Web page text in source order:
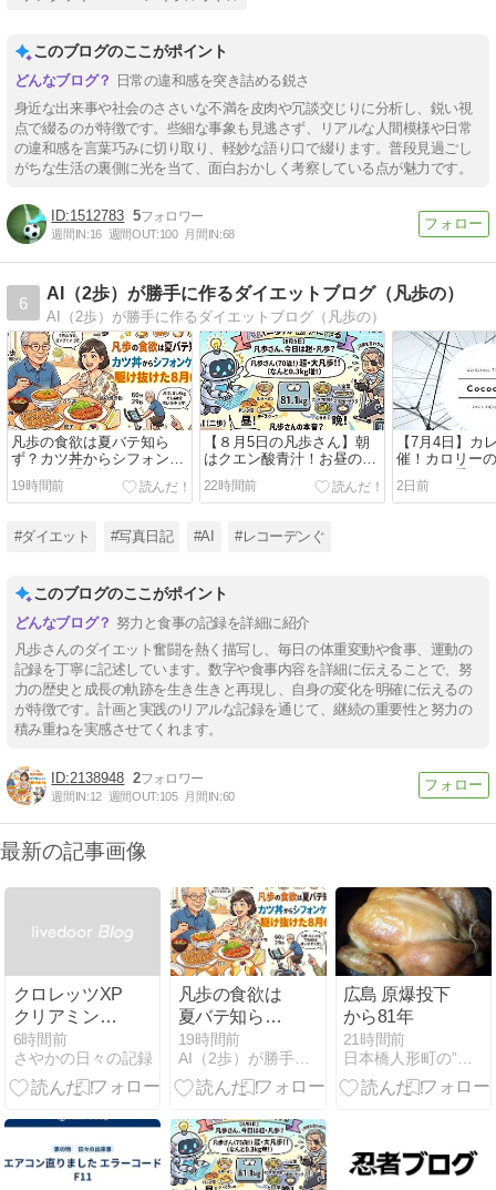
このブログのここがポイント
日常の違和感を突き詰める鋭さ
身近な出来事や社会のささいな不満を皮肉や冗談交じりに分析し、鋭い視
点で綴るのが特徴です。些細な事象も見逃さず、リアルな人間模様や日常
の違和感を言葉巧みに切り取り、軽妙な語り口で綴ります。普段見過ごし
がちな生活の裏側に光を当て、面白おかしく考察している点が魅力です。
1512783 5
週間IN:16 週間OUT:100 月間IN:68
6
AI（2歩）が勝手に作るダイエットブログ（凡歩の）
AI（2歩）が勝手に作るダイエットブログ（凡歩の）
凡歩の食欲は夏バテ知ら
ず？カツ丼からシフォンケ
ーキまで駆け抜けた8月6日
19時間前
【８月5日の凡歩さん】朝
はクエン酸青汁！お昼のザ
ルラーメンと久々のグレー
プサワー、バイク90分超え
22時間前
【7月4日】カ
催！カロリー
バイクで乗り
ん
2日前
#ダイエット #写真日記 #AI #レコーデンぐ
このブログのここがポイント
努力と食事の記録を詳細に紹介
凡歩さんのダイエット奮闘を熱く描写し、毎日の体重変動や食事、運動の
記録を丁寧に記述しています。数字や食事内容を詳細に伝えることで、努
力の歴史と成長の軌跡を生き生きと再現し、自身の変化を明確に伝えるの
が特徴です。計画と実践のリアルな記録を通じて、継続の重要性と努力の
積み重ねを実感させてくれます。
2138948 2
週間IN:12 週間OUT:105 月間IN:60
最新の記事画像
クロレッツXP
クリアミント
の日常使い
6時間前
さやかの日々の記録
凡歩の食欲は
夏バテ知ら
ず？カツ丼か
らシフォンケ
ーキまで駆け
19時間前
AI（2歩）が勝手に作るダイエットブログ（凡歩の）
広島 原爆投下
から81年
21時間前
日本橋人形町の”ラ・コンセルジュ”日記